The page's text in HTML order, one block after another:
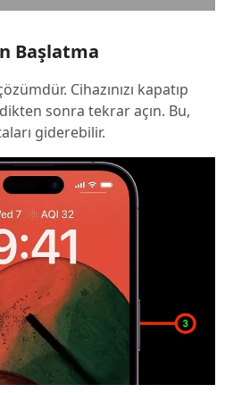
Başlatma
Cihazınızı kapatıp
sonra tekrar açın. Bu,
giderebilir.